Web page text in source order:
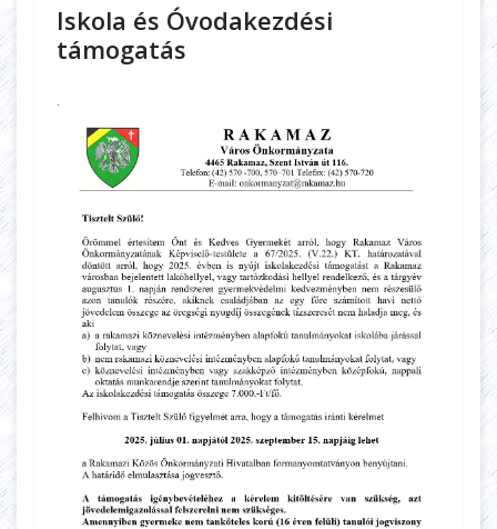
Iskola és Óvodakezdési
támogatás
.